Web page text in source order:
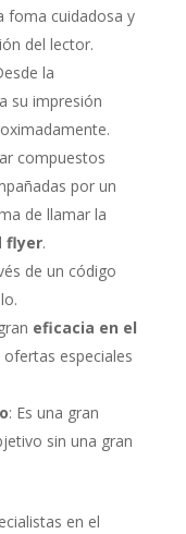
foma cuidadosa y
del lector.
la
su impresión
compuestos
por un
de llamar la
flyer.
de un código
eficacia en el
especiales
: Es una gran
sin una gran
en el